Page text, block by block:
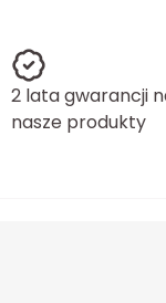
2 lata gwarancji
nasze produkty